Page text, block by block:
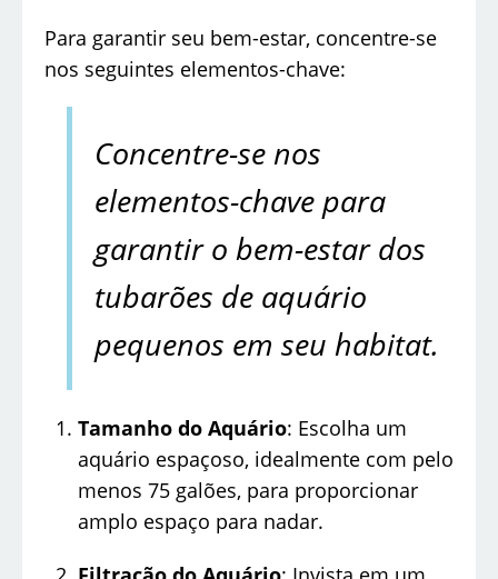
Para garantir seu bem-estar, concentre-se
nos seguintes elementos-chave:
Concentre-se nos
elementos-chave para
garantir o bem-estar dos
tubarões de aquário
pequenos em seu habitat.
Tamanho do Aquário: Escolha um
aquário espaçoso, idealmente com pelo
menos 75 galões, para proporcionar
amplo espaço para nadar.